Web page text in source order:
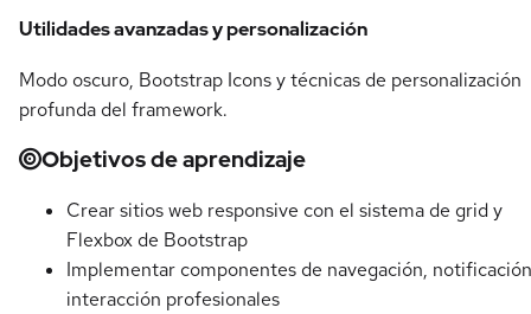
Utilidades avanzadas y personalización
Modo oscuro, Bootstrap Icons y técnicas de personalización
profunda del framework.
Objetivos de aprendizaje
Crear sitios web responsive con el sistema de grid y
Flexbox de Bootstrap
Implementar componentes de navegación,
interacción profesionales